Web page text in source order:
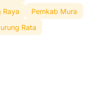
Raya
Pemkab Mura
Rata